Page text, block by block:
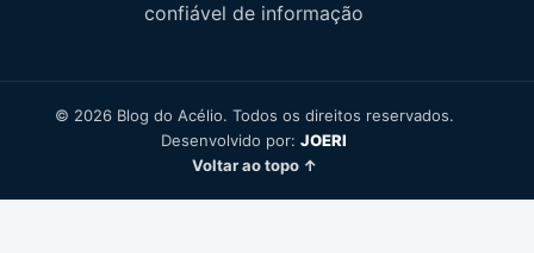
confiável de informação
© 2026 Blog do Acélio. Todos os direitos reservados.
Desenvolvido por: JOERI
Voltar ao topo ↑